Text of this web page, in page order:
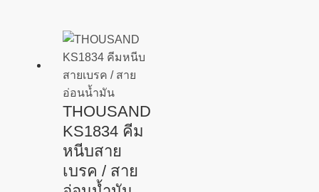
THOUSAND
KS1834 คีม
หนีบสาย
เบรค / สาย